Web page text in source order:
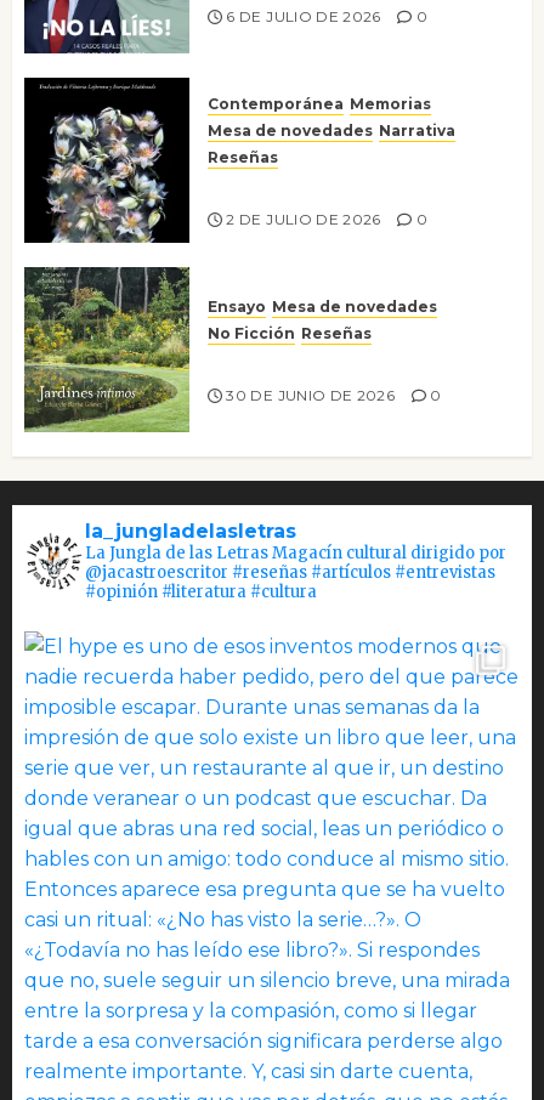
6 DE JULIO DE 2026 0
Contemporánea Memorias
Mesa de novedades Narrativa
Reseñas
2 DE JULIO DE 2026 0
Ensayo Mesa de novedades
No Ficción Reseñas
30 DE JUNIO DE 2026 0
la_jungladelasletras
La Jungla de las Letras Magacín cultural dirigido por
@jacastroescritor #reseñas #artículos #entrevistas
#opinión #literatura #cultura